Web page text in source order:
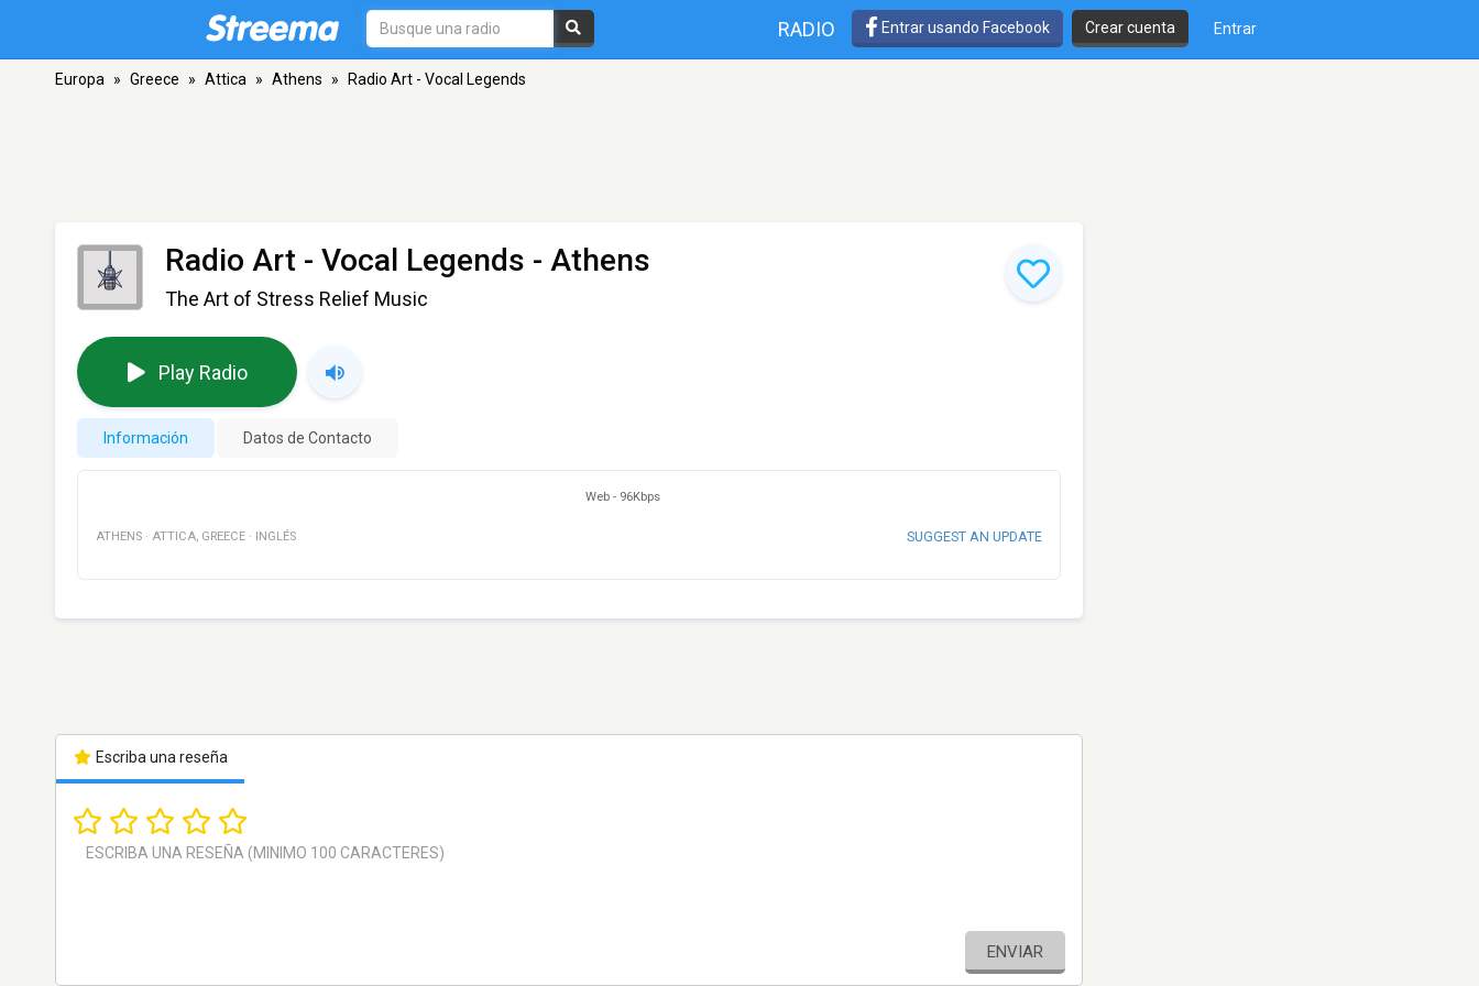
RADIO Entrar usando Facebook Crear cuenta Entrar
Europa » Greece » Attica » Athens » Radio Art - Vocal Legends
Radio Art - Vocal Legends - Athens
The Art of Stress Relief Music
Play Radio
Información Datos de Contacto
Web - 96Kbps
ATHENS · ATTICA, GREECE · INGLÉS SUGGEST AN UPDATE
Escriba una reseña
ENVIAR